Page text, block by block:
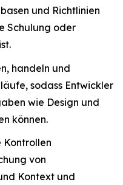
und Richtlinien
Schulung oder
handeln und
sodass Entwickler
wie Design und
können.
Kontrollen
von
Kontext und